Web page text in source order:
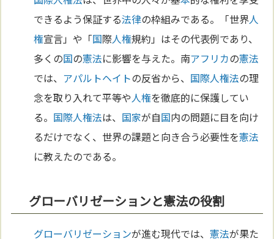
できるよう保証する法律の枠組みである。「世界人
権宣言」や「国際人権規約」はその代表例であり、
多くの国の憲法に影響を与えた。南アフリカの憲法
では、 アパルトヘイトの反省から、 国際人権法の理
念を取り入れて平等や人権を徹底的に保護してい
る。 国際人権法は、 国家が自国内の問題に目を向け
るだけでなく、世界の課題と向き合う必要性を憲法
に教えたのである。
グローバリゼーションと憲法の役割
グローバリゼーションが進む現代では、憲法が果た